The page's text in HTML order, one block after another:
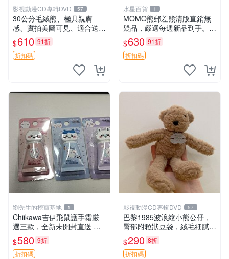
影視動漫CD專輯DVD 57
30公分毛絨熊、極具親膚
感、實拍美圖可見、適合送禮
收藏 毛絨熊 送禮 熊抱
$610 91折
折扣碼
水星百貨 1
MOMO熊郵差熊清版直銷無
疑品，嚴選每週新品到手。紅
薯啵啵鮮果間 郵差熊 清版 紅
薯啵啵間
$630 91折
折扣碼
劉先生的挖寶基地 1
Chiikawa吉伊飛鼠護手霜厳
選三款，全新未開封直送 飛
鼠 護手霜 吉伊三款 新貨
$580 9折
折扣碼
影視動漫CD專輯DVD 57
巴黎1985波浪紋小熊公仔，
臀部附粒狀豆袋，絨毛細膩臉
部可愛，中古嚴選推薦 小熊
公仔 豆袋
$290 8折
折扣碼